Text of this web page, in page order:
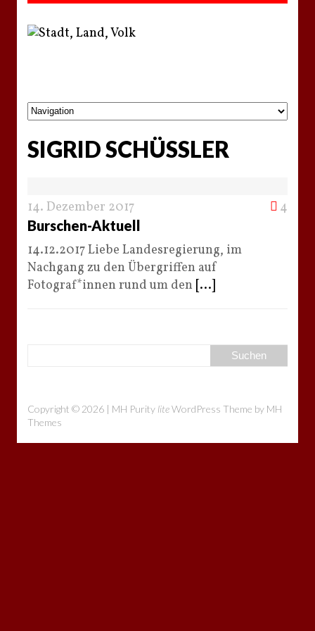
SIGRID SCHÜSSLER
14. Dezember 2017 4
Burschen-Aktuell
14.12.2017 Liebe Landesregierung, im
Nachgang zu den Übergriffen auf
Fotograf*innen rund um den [...]
Copyright © 2026 | MH Purity liteWordPress Theme by MH
Themes